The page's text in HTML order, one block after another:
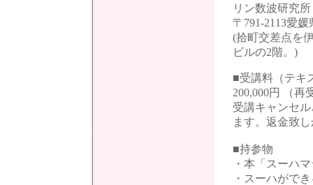
リン数波研究所
〒791-2113愛
(拾町交差点を
ビルの2階。)
■受講料（テキ
200,000円 （再
受講キャンセ
ます。返金致
■持参物
・本「スーハ
・スーハがで